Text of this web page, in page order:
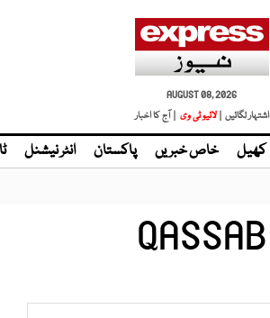
AUGUST 08, 2026
اشتہار لگائیں | لائیو ٹی وی | آج کا اخبار
کھیل خاص خبریں پاکستان انٹر نیشنل
QASSAB